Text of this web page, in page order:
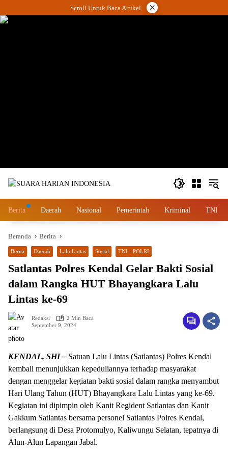
ke
Scroll Untuk Baca Artikel ×
Berita Daerah Nasional Pemerintah Kriminal TNI –
Beranda Berita
Berita Daerah Lalu Lintas Sosial TNI - POLRI
Satlantas Polres Kendal Gelar Bakti Sosial
dalam Rangka HUT Bhayangkara Lalu
Lintas ke-69
Redaksi
2 Min Baca
September 9, 2024
KENDAL, SHI – Satuan Lalu Lintas (Satlantas) Polres Kendal
kembali menunjukkan kepeduliannya terhadap masyarakat
dengan menggelar kegiatan bakti sosial dalam rangka menyambut
Hari Ulang Tahun (HUT) Bhayangkara Lalu Lintas yang ke-69.
Kegiatan ini dipimpin oleh Kanit Regident Satlantas dan Kanit
Gakkum Satlantas bersama personel Satlantas Polres Kendal,
berlangsung di Desa Protomulyo, Kaliwungu Selatan, tepatnya di
Alun-Alun Lapangan Jabal.